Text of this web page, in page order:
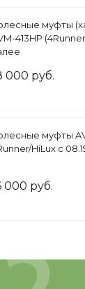
муфты
413HP
000 руб.
муфты
HiLux с
000 руб.